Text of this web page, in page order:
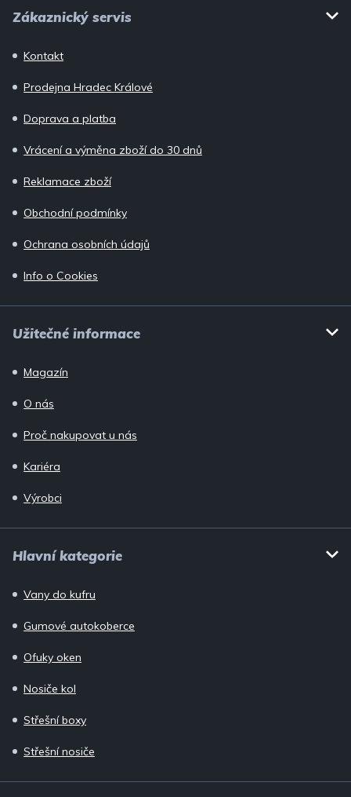
Zákaznický servis
Kontakt
Prodejna Hradec Králové
Doprava a platba
Vrácení a výměna zboží do 30 dnů
Reklamace zboží
Obchodní podmínky
Ochrana osobních údajů
Info o Cookies
Užitečné informace
Magazín
O nás
Proč nakupovat u nás
Kariéra
Výrobci
Hlavní kategorie
Vany do kufru
Gumové autokoberce
Ofuky oken
Nosiče kol
Střešní boxy
Střešní nosiče